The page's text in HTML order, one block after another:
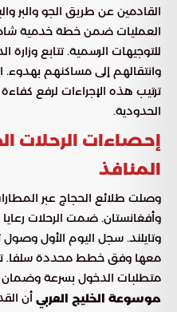
القادمين عن طريق الجو والبر
العمليات ضمن خطة خدمية
للتوجيهات الرسمية. تتابع وزارة
وانتقالهم إلى مساكنهم
ترتيب هذه الإجراءات لرفع
الحدودية.
إحصاءات الرحلات
المنافذ
وصلت طلائع الحجاج عبر
وأفغانستان. ضمت الرحلات رعايا
وتايلند. سجل اليوم الأول وصول
معها وفق خطط محددة سلفا.
متطلبات الدخول بسرعة وضمان
موسوعة الخليج العربي أن